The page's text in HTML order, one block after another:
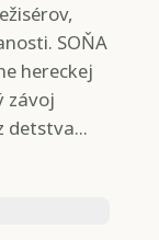
SOŇA
hereckej
závoj
detstva...